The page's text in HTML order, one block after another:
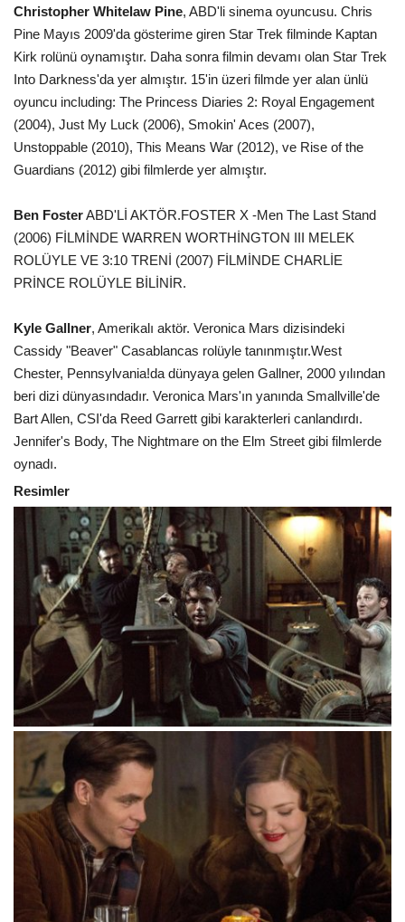
Christopher Whitelaw Pine, ABD'li sinema oyuncusu. Chris
Pine Mayıs 2009'da gösterime giren Star Trek filminde Kaptan
Kirk rolünü oynamıştır. Daha sonra filmin devamı olan Star Trek
Into Darkness'da yer almıştır. 15'in üzeri filmde yer alan ünlü
oyuncu including: The Princess Diaries 2: Royal Engagement
(2004), Just My Luck (2006), Smokin' Aces (2007),
Unstoppable (2010), This Means War (2012), ve Rise of the
Guardians (2012) gibi filmlerde yer almıştır.
Ben FosterABD'Lİ AKTÖR.FOSTER X -Men The Last Stand
(2006) FİLMİNDE WARREN WORTHİNGTON III MELEK
ROLÜYLE VE 3:10 TRENİ (2007) FİLMİNDE CHARLİE
PRİNCE ROLÜYLE BİLİNİR.
Kyle Gallner, Amerikalı aktör. Veronica Mars dizisindeki
Cassidy "Beaver" Casablancas rolüyle tanınmıştır.West
Chester, Pennsylvania!da dünyaya gelen Gallner, 2000 yılından
beri dizi dünyasındadır. Veronica Mars'ın yanında Smallville'de
Bart Allen, CSI'da Reed Garrett gibi karakterleri canlandırdı.
Jennifer's Body, The Nightmare on the Elm Street gibi filmlerde
oynadı.
Resimler